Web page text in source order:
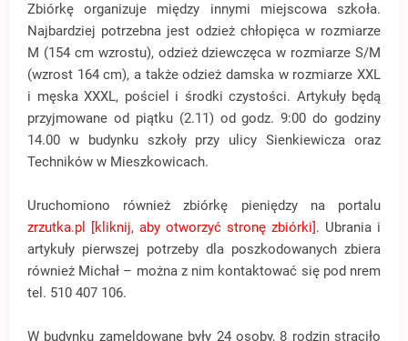
Zbiórkę organizuje między innymi miejscowa szkoła.
Najbardziej potrzebna jest odzież chłopięca w rozmiarze
M (154 cm wzrostu), odzież dziewczęca w rozmiarze S/M
(wzrost 164 cm), a także odzież damska w rozmiarze XXL
i męska XXXL, pościel i środki czystości. Artykuły będą
przyjmowane od piątku (2.11) od godz. 9:00 do godziny
14.00 w budynku szkoły przy ulicy Sienkiewicza oraz
Techników w Mieszkowicach.
Uruchomiono również zbiórkę pieniędzy na portalu
zrzutka.pl [kliknij, aby otworzyć stronę zbiórki]. Ubrania i
artykuły pierwszej potrzeby dla poszkodowanych zbiera
również Michał – można z nim kontaktować się pod nrem
tel. 510 407 106.
W budynku zameldowane były 24 osoby, 8 rodzin straciło